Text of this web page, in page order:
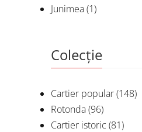
Junimea(1)
Colecție
Cartier popular(148)
Rotonda(96)
Cartier istoric (81)